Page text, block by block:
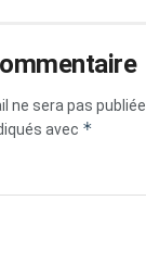
ne sera pas publiée.
avec *